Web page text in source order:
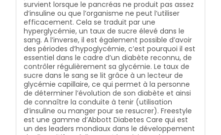
survient lorsque le pancréas ne produit pas assez
d’insuline ou que l’organisme ne peut l’utiliser
efficacement. Cela se traduit par une
hyperglycémie, un taux de sucre élevé dans le
sang. A l’inverse, il est également possible d’avoir
des périodes d’hypoglycémie, c’est pourquoi il est
essentiel dans le cadre d’un diabète reconnu, de
contrôler régulièrement sa glycémie. Le taux de
sucre dans le sang se lit grâce à un lecteur de
glycémie capillaire, ce qui permet à la personne
de déterminer l’évolution de son diabète et ainsi
de connaître la conduite à tenir (utilisation
d’insuline ou manger pour se resucrer). Freestyle
est une gamme d’Abbott Diabetes Care qui est
un des leaders mondiaux dans le développement